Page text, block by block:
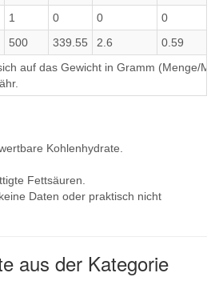
1 0 0 0
500 339.55 2.6 0.59
auf das Gewicht in Gramm (Menge/
Kohlenhydrate.
Fettsäuren.
Daten oder praktisch nicht
aus der Kategorie